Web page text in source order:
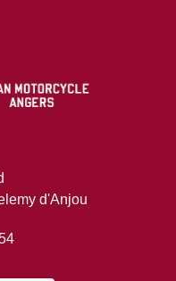
d'Anjou